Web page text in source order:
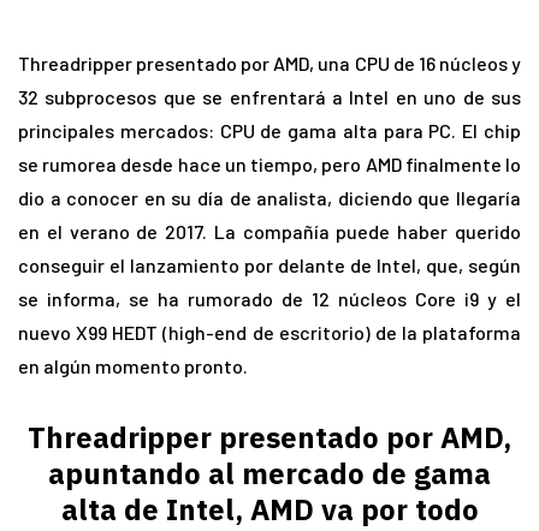
Threadripper presentado por AMD, una CPU de 16 núcleos y
32 subprocesos que se enfrentará a Intel en uno de sus
principales mercados: CPU de gama alta para PC. El chip
se rumorea desde hace un tiempo, pero AMD finalmente lo
dio a conocer en su día de analista, diciendo que llegaría
en el verano de 2017. La compañía puede haber querido
conseguir el lanzamiento por delante de Intel, que, según
se informa, se ha rumorado de 12 núcleos Core i9 y el
nuevo X99 HEDT (high-end de escritorio) de la plataforma
en algún momento pronto.
Threadripper presentado por AMD,
apuntando al mercado de gama
alta de Intel, AMD va por todo